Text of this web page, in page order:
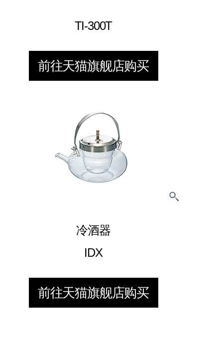
TI-300T
前往天猫旗舰店购买
冷酒器
IDX
前往天猫旗舰店购买